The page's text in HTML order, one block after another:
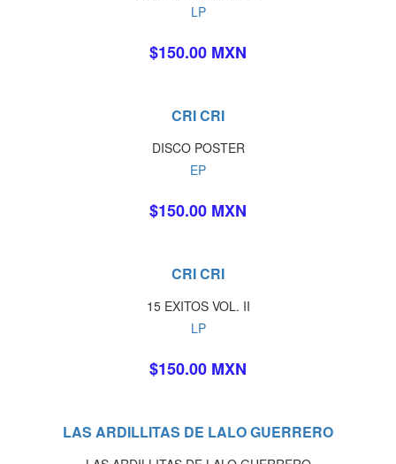
LP
$150.00 MXN
CRI CRI
DISCO POSTER
EP
$150.00 MXN
CRI CRI
15 EXITOS VOL. II
LP
$150.00 MXN
LAS ARDILLITAS DE LALO GUERRERO